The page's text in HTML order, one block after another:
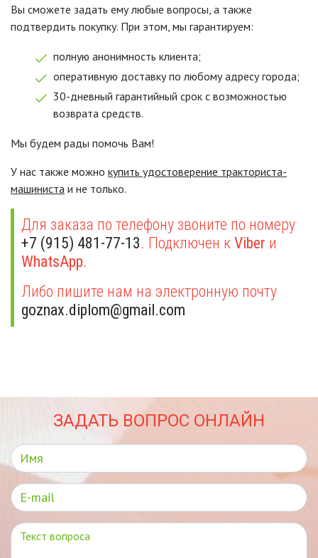
Вы сможете задать ему любые вопросы, а также
подтвердить покупку. При этом, мы гарантируем:
полную анонимность клиента;
оперативную доставку по любому адресу города;
30-дневный гарантийный срок с возможностью
возврата средств.
Мы будем рады помочь Вам!
У нас также можно купить удостоверение тракториста-
машиниста и не только.
Для заказа по телефону звоните по номеру
+7 (915) 481-77-13. Подключен к Viber и
WhatsApp.
Либо пишите нам на электронную почту
goznax.diplom@gmail.com
ЗАДАТЬ ВОПРОС ОНЛАЙН